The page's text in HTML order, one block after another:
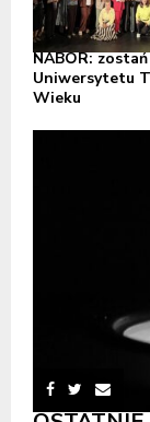
NABÓR: zostań
Uniwersytetu
Wieku